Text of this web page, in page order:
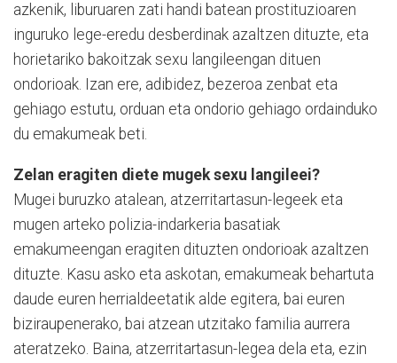
azkenik, liburuaren zati handi batean prostituzioaren
inguruko lege-eredu desberdinak azaltzen dituzte, eta
horietariko bakoitzak sexu langileengan dituen
ondorioak. Izan ere, adibidez, bezeroa zenbat eta
gehiago estutu, orduan eta ondorio gehiago ordainduko
du emakumeak beti.
Zelan eragiten diete mugek sexu langileei?
Mugei buruzko atalean, atzerritartasun-legeek eta
mugen arteko polizia-indarkeria basatiak
emakumeengan eragiten dituzten ondorioak azaltzen
dituzte. Kasu asko eta askotan, emakumeak behartuta
daude euren herrialdeetatik alde egitera, bai euren
biziraupenerako, bai atzean utzitako familia aurrera
ateratzeko. Baina, atzerritartasun-legea dela eta, ezin